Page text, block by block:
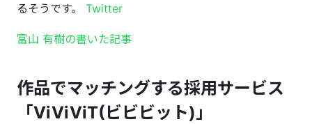
るそうです。 Twitter
富山 有樹の書いた記事
作品でマッチングする採用サービス
「ViViViT(ビビビット)」